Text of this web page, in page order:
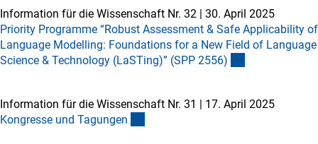
Information für die Wissenschaft Nr. 32 | 30. April 2025
Priority Programme “Robust Assessment & Safe Applicability of
Language Modelling: Foundations for a New Field of Language
Science & Technology (LaSTing)” (SPP 2556)
Information für die Wissenschaft Nr. 31 | 17. April 2025
Kongresse und Tagungen